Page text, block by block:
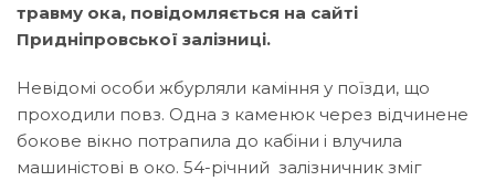
травму ока, повідомляється на сайті
Придніпровської залізниці.
Невідомі особи жбурляли каміння у поїзди, що
проходили повз. Одна з каменюк через відчинене
бокове вікно потрапила до кабіни і влучила
машиністові в око. 54-річний залізничник зміг